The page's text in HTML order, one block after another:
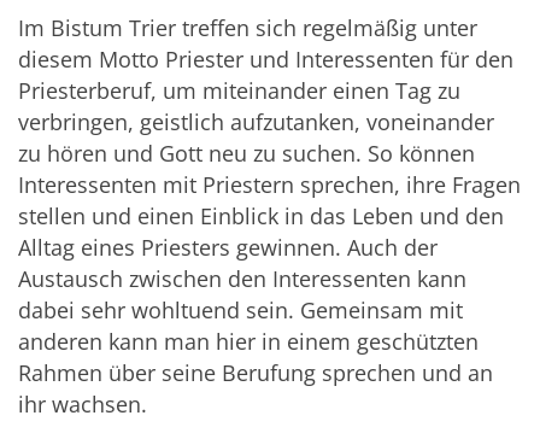
Im Bistum Trier treffen sich regelmäßig unter
diesem Motto Priester und Interessenten für den
Priesterberuf, um miteinander einen Tag zu
verbringen, geistlich aufzutanken, voneinander
zu hören und Gott neu zu suchen. So können
Interessenten mit Priestern sprechen, ihre Fragen
stellen und einen Einblick in das Leben und den
Alltag eines Priesters gewinnen. Auch der
Austausch zwischen den Interessenten kann
dabei sehr wohltuend sein. Gemeinsam mit
anderen kann man hier in einem geschützten
Rahmen über seine Berufung sprechen und an
ihr wachsen.